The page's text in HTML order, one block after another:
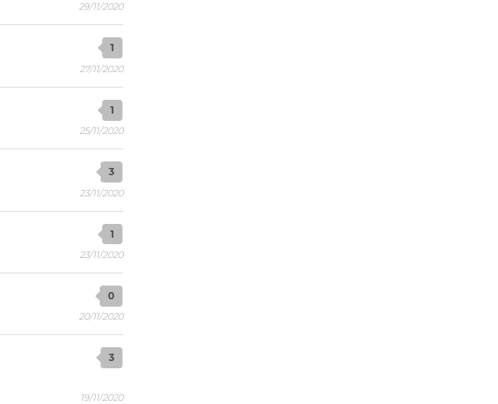
29/11/2020
1
27/11/2020
1
25/11/2020
3
23/11/2020
1
23/11/2020
0
20/11/2020
3
19/11/2020